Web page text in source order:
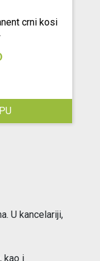
crni kosi
U kancelariji,
kao i